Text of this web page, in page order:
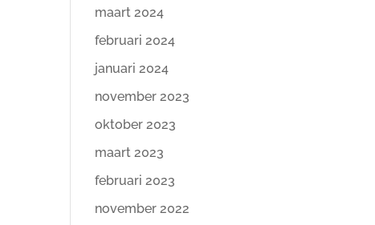
maart 2024
februari 2024
januari 2024
november 2023
oktober 2023
maart 2023
februari 2023
november 2022